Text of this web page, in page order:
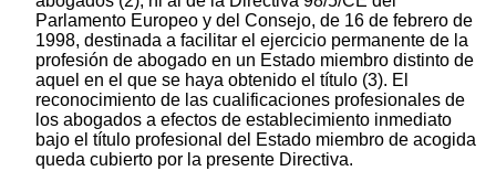
Parlamento Europeo y del Consejo, de 16 de febrero de
1998, destinada a facilitar el ejercicio permanente de la
profesión de abogado en un Estado miembro distinto de
aquel en el que se haya obtenido el título (3). El
reconocimiento de las cualificaciones profesionales de
los abogados a efectos de establecimiento inmediato
bajo el título profesional del Estado miembro de acogida
queda cubierto por la presente Directiva.